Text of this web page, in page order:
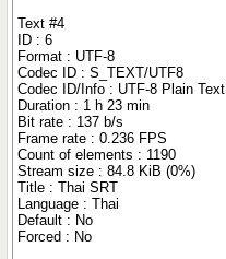
Text #4
ID : 6
Format : UTF-8
Codec ID : S_TEXT/UTF8
Codec ID/Info : UTF-8 Plain Text
Duration : 1 h 23 min
Bit rate : 137 b/s
Frame rate : 0.236 FPS
Count of elements : 1190
Stream size : 84.8 KiB (0%)
Title : Thai SRT
Language : Thai
Default : No
Forced : No